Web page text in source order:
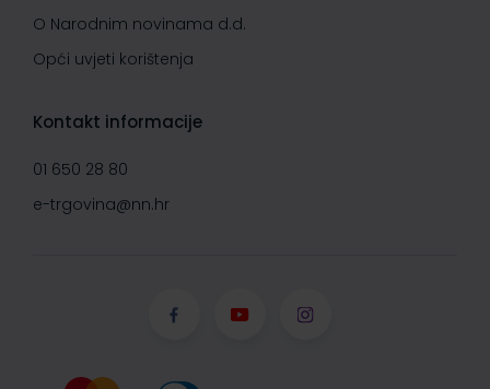
O Narodnim novinama d.d.
Opći uvjeti korištenja
Kontakt informacije
01 650 28 80
e-trgovina@nn.hr